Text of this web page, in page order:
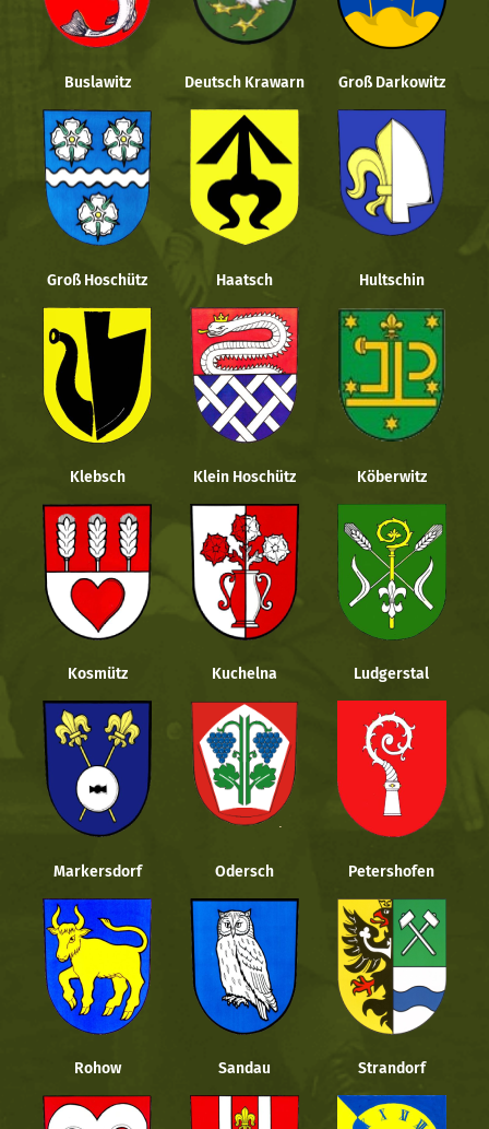
Buslawitz Deutsch Krawarn Groß Darkowitz
Groß Hoschütz Haatsch Hultschin
Klebsch Klein Hoschütz Köberwitz
Kosmütz Kuchelna Ludgerstal
Markersdorf Odersch Petershofen
Rohow Sandau Strandorf